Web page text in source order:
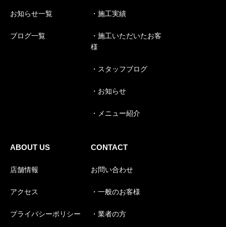
お知らせ一覧
ブログ一覧
・施工実績
・施工いただいたお客
様
・スタッフブログ
・お知らせ
・メニュー紹介
ABOUT US
店舗情報
アクセス
プライバシーポリシー
CONTACT
お問い合わせ
・一般のお客様
・業者の方